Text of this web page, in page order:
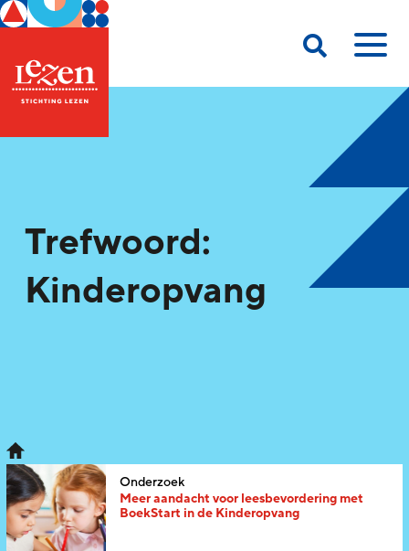
Trefwoord:
Kinderopvang
Onderzoek
Meer aandacht voor leesbevordering met
BoekStart in de Kinderopvang